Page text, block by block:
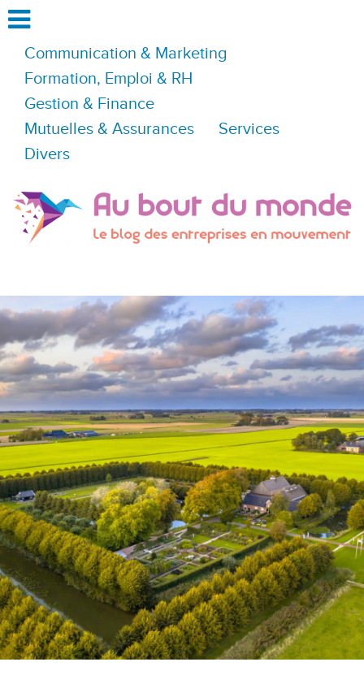
Communication & Marketing
Formation, Emploi & RH
Gestion & Finance
Mutuelles & Assurances
Services
Divers